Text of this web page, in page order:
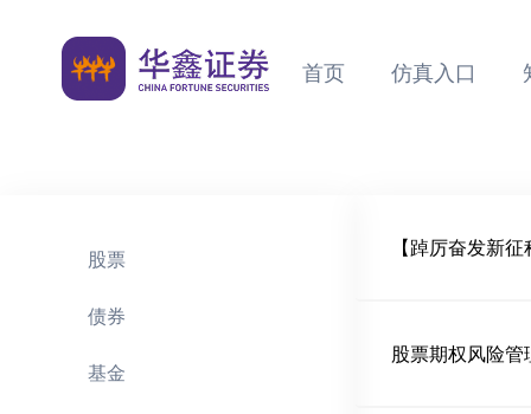
首页 仿真入口
股票
债券
基金
【踔厉奋发新
股票期权风险管